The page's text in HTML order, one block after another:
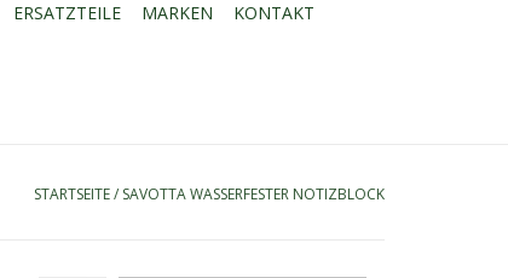
ERSATZTEILE MARKEN
KONTAKT
STARTSEITE/ SAVOTTA WASSERFESTER NOTIZBLOCK